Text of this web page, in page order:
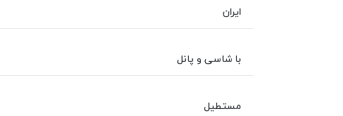
ایران
با شاسی و پانل
مستطیل